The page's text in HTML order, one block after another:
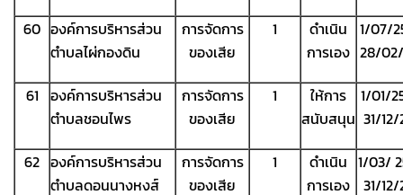
60 องค์การบริหารส่วน
ตำบลไผ่กองดิน
การจัดการ
ของเสีย
1
ดำเนิน
การเอง
1/07/
28/
61 องค์การบริหารส่วน
ตำบลชอนไพร
การจัดการ
ของเสีย
1
ให้การ
สนับสนุน
1/01/
31/
62 องค์การบริหารส่วน
ตำบลดอนนางหงส์
การจัดการ
ของเสีย
1
ดำเนิน
การเอง
1/03/
31/